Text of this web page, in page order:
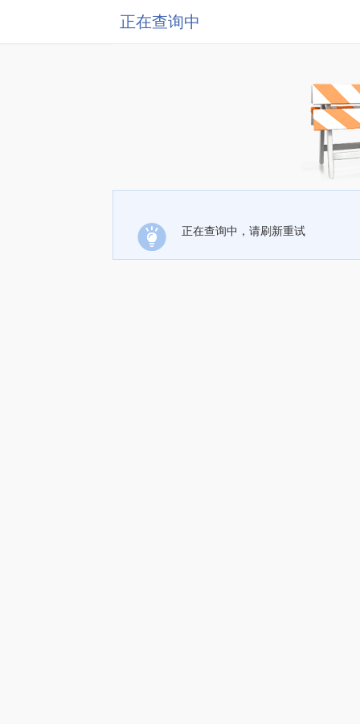
正在查询中
正在查询中，请刷新重试